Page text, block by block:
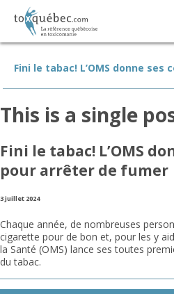
Fini le tabac! L’OMS donne
This is a single
Fini le tabac! L’OMS
pour arrêter de fumer
3 juillet 2024
Chaque année, de nombreuses
cigarette pour de bon et, pour les y
la Santé (OMS) lance ses toutes
du tabac.